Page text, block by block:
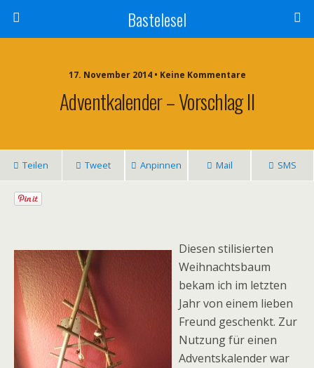
Bastelesel
17. November 2014 • Keine Kommentare
Adventkalender – Vorschlag II
Teilen Tweet Anpinnen Mail SMS
Diesen stilisierten
Weihnachtsbaum
bekam ich im letzten
Jahr von einem lieben
Freund geschenkt. Zur
Nutzung für einen
Adventskalender war